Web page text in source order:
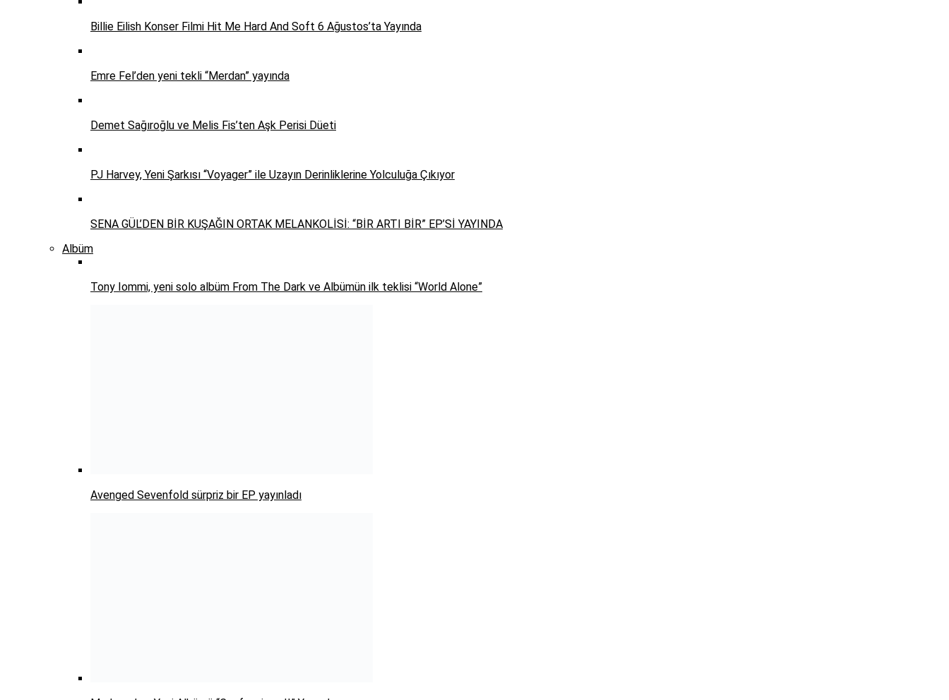
Billie Eilish Konser Filmi Hit Me Hard And Soft 6 Ağustos’ta Yayında
Emre Fel’den yeni tekli “Merdan” yayında
Demet Sağıroğlu ve Melis Fis’ten Aşk Perisi Düeti
PJ Harvey, Yeni Şarkısı “Voyager” ile Uzayın Derinliklerine Yolculuğa Çıkıyor
SENA GÜL’DEN BİR KUŞAĞIN ORTAK MELANKOLİSİ: “BİR ARTI BİR” EP’Sİ YAYINDA
Albüm
Tony Iommi, yeni solo albüm From The Dark ve Albümün ilk teklisi “World Alone”
Avenged Sevenfold sürpriz bir EP yayınladı